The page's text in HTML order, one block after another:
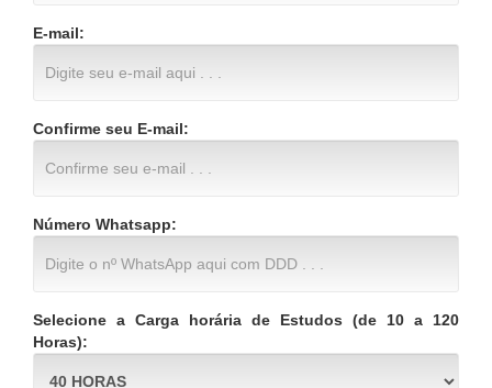
E-mail:
Confirme seu E-mail:
Número Whatsapp:
Selecione a Carga horária de Estudos (de 10 a 120
Horas):